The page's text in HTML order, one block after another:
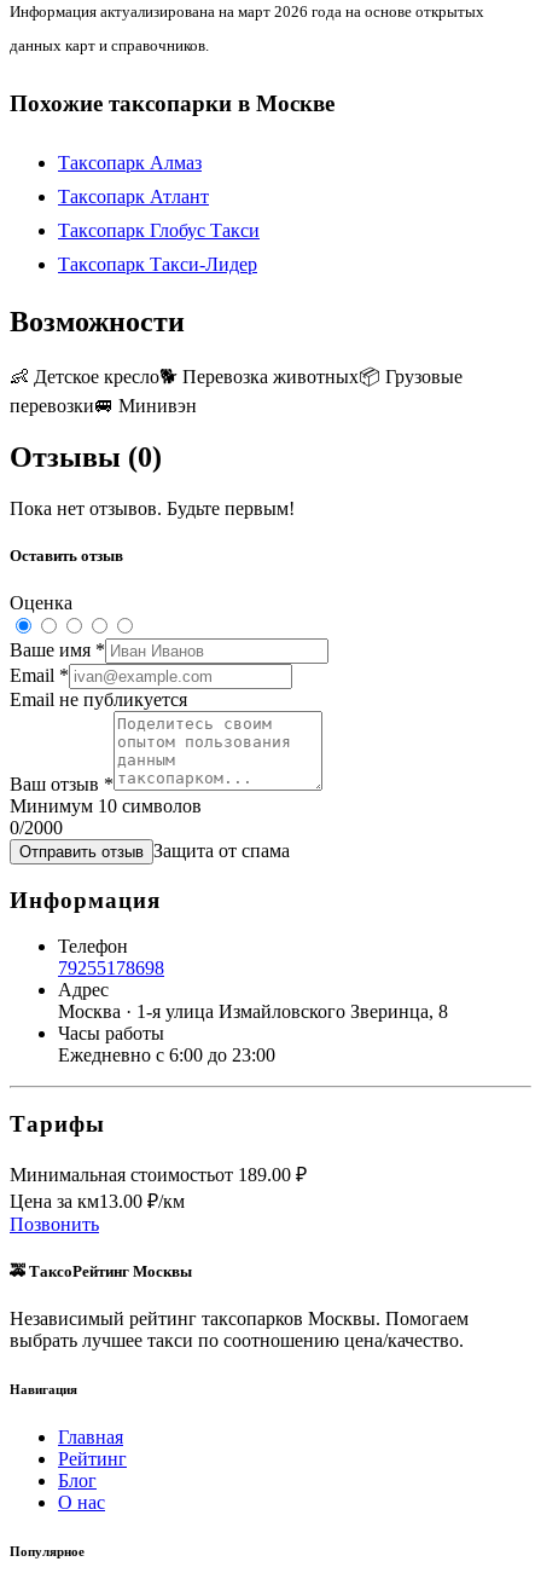
Информация актуализирована на март 2026 года на основе открытых
данных карт и справочников.
Похожие таксопарки в Москве
Таксопарк Алмаз
Таксопарк Атлант
Таксопарк Глобус Такси
Таксопарк Такси-Лидер
Возможности
👶 Детское кресло🐕 Перевозка животных📦 Грузовые
перевозки🚐 Минивэн
Отзывы (0)
Пока нет отзывов. Будьте первым!
Оставить отзыв
Оценка
Ваше имя *
Email *
Email не публикуется
Ваш отзыв *
Минимум 10 символов
0/2000
Отправить отзыв Защита от спама
Информация
Телефон
79255178698
Адрес
Москва · 1-я улица Измайловского Зверинца, 8
Часы работы
Ежедневно с 6:00 до 23:00
Тарифы
Минимальная стоимостьот 189.00 ₽
Цена за км13.00 ₽/км
Позвонить
🚕 ТаксоРейтинг Москвы
Независимый рейтинг таксопарков Москвы. Помогаем
выбрать лучшее такси по соотношению цена/качество.
Навигация
Главная
Рейтинг
Блог
О нас
Популярное